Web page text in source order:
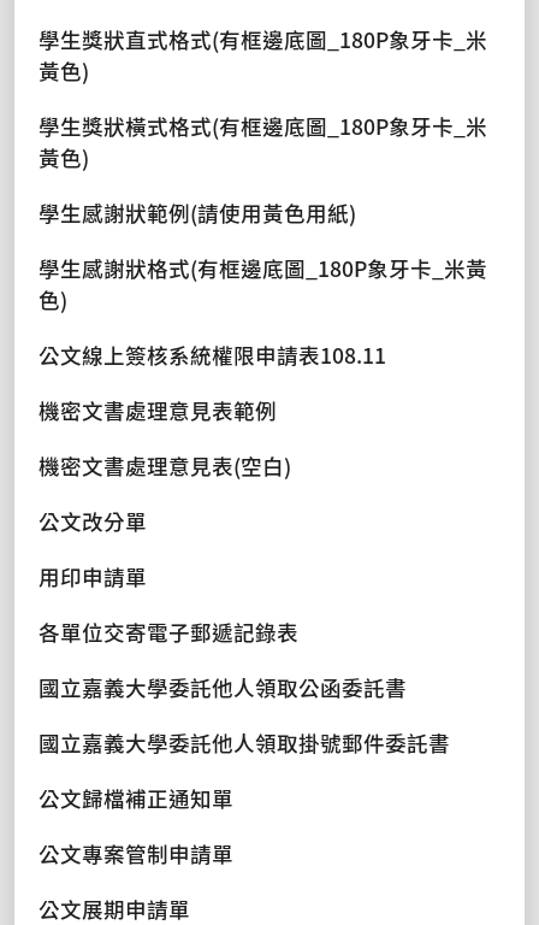
學生獎狀直式格式(有框邊底圖_180P象牙卡_米
黃色)
學生獎狀橫式格式(有框邊底圖_180P象牙卡_米
黃色)
學生感謝狀範例(請使用黃色用紙)
學生感謝狀格式(有框邊底圖_180P象牙卡_米黃
色)
公文線上簽核系統權限申請表108.11
機密文書處理意見表範例
機密文書處理意見表(空白)
公文改分單
用印申請單
各單位交寄電子郵遞記錄表
國立嘉義大學委託他人領取公函委託書
國立嘉義大學委託他人領取掛號郵件委託書
公文歸檔補正通知單
公文專案管制申請單
公文展期申請單